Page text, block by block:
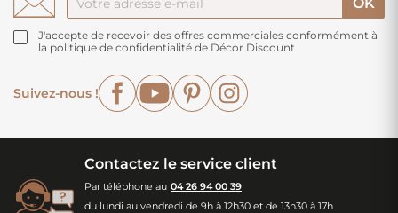
J'accepte de recevoir des offres commerciales conformément à
la politique de confidentialité de Décor Discount
Suivez-nous !
FacebookYouTubePinterest
Contactez le service client
Par téléphone au 04 26 94 00 39
du lundi au vendredi de 9h à 12h30 et de 13h30 à 17h